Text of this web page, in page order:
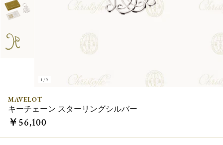
1/5
MAVELOT
キーチェーン スターリングシルバー
￥56,100